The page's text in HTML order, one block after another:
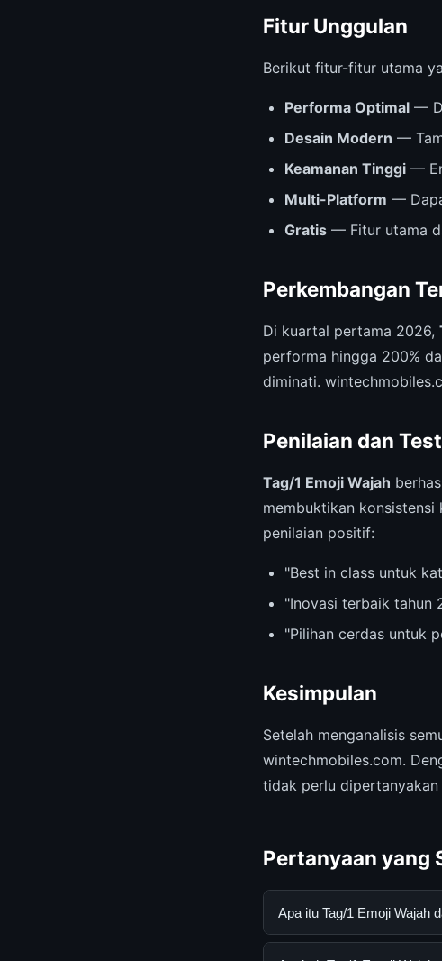
Fitur Unggulan
Berikut fitur-fitur utama
Performa Optimal —
Desain Modern —
Keamanan Tinggi —
Multi-Platform —
Gratis — Fitur utama
Perkembangan
Di kuartal pertama 2026,
performa hingga 200%
diminati.
Penilaian dan
Tag/1 Emoji Wajah
membuktikan
penilaian positif:
"Best in class untuk
"Inovasi terbaik
"Pilihan cerdas untuk
Kesimpulan
Setelah menganalisis
wintechmobiles.com.
tidak perlu dipertanyakan
Pertanyaan yang
Apa itu Tag/1 Emoji Wajah
Tag/1 Emoji Wajah